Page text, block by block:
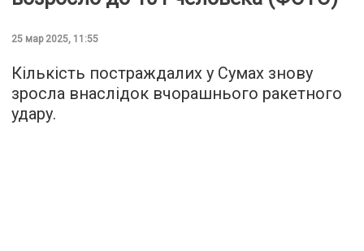
25 мар 2025, 11:55
Кількість постраждалих у Сумах знову
зросла внаслідок вчорашнього ракетного
удару.